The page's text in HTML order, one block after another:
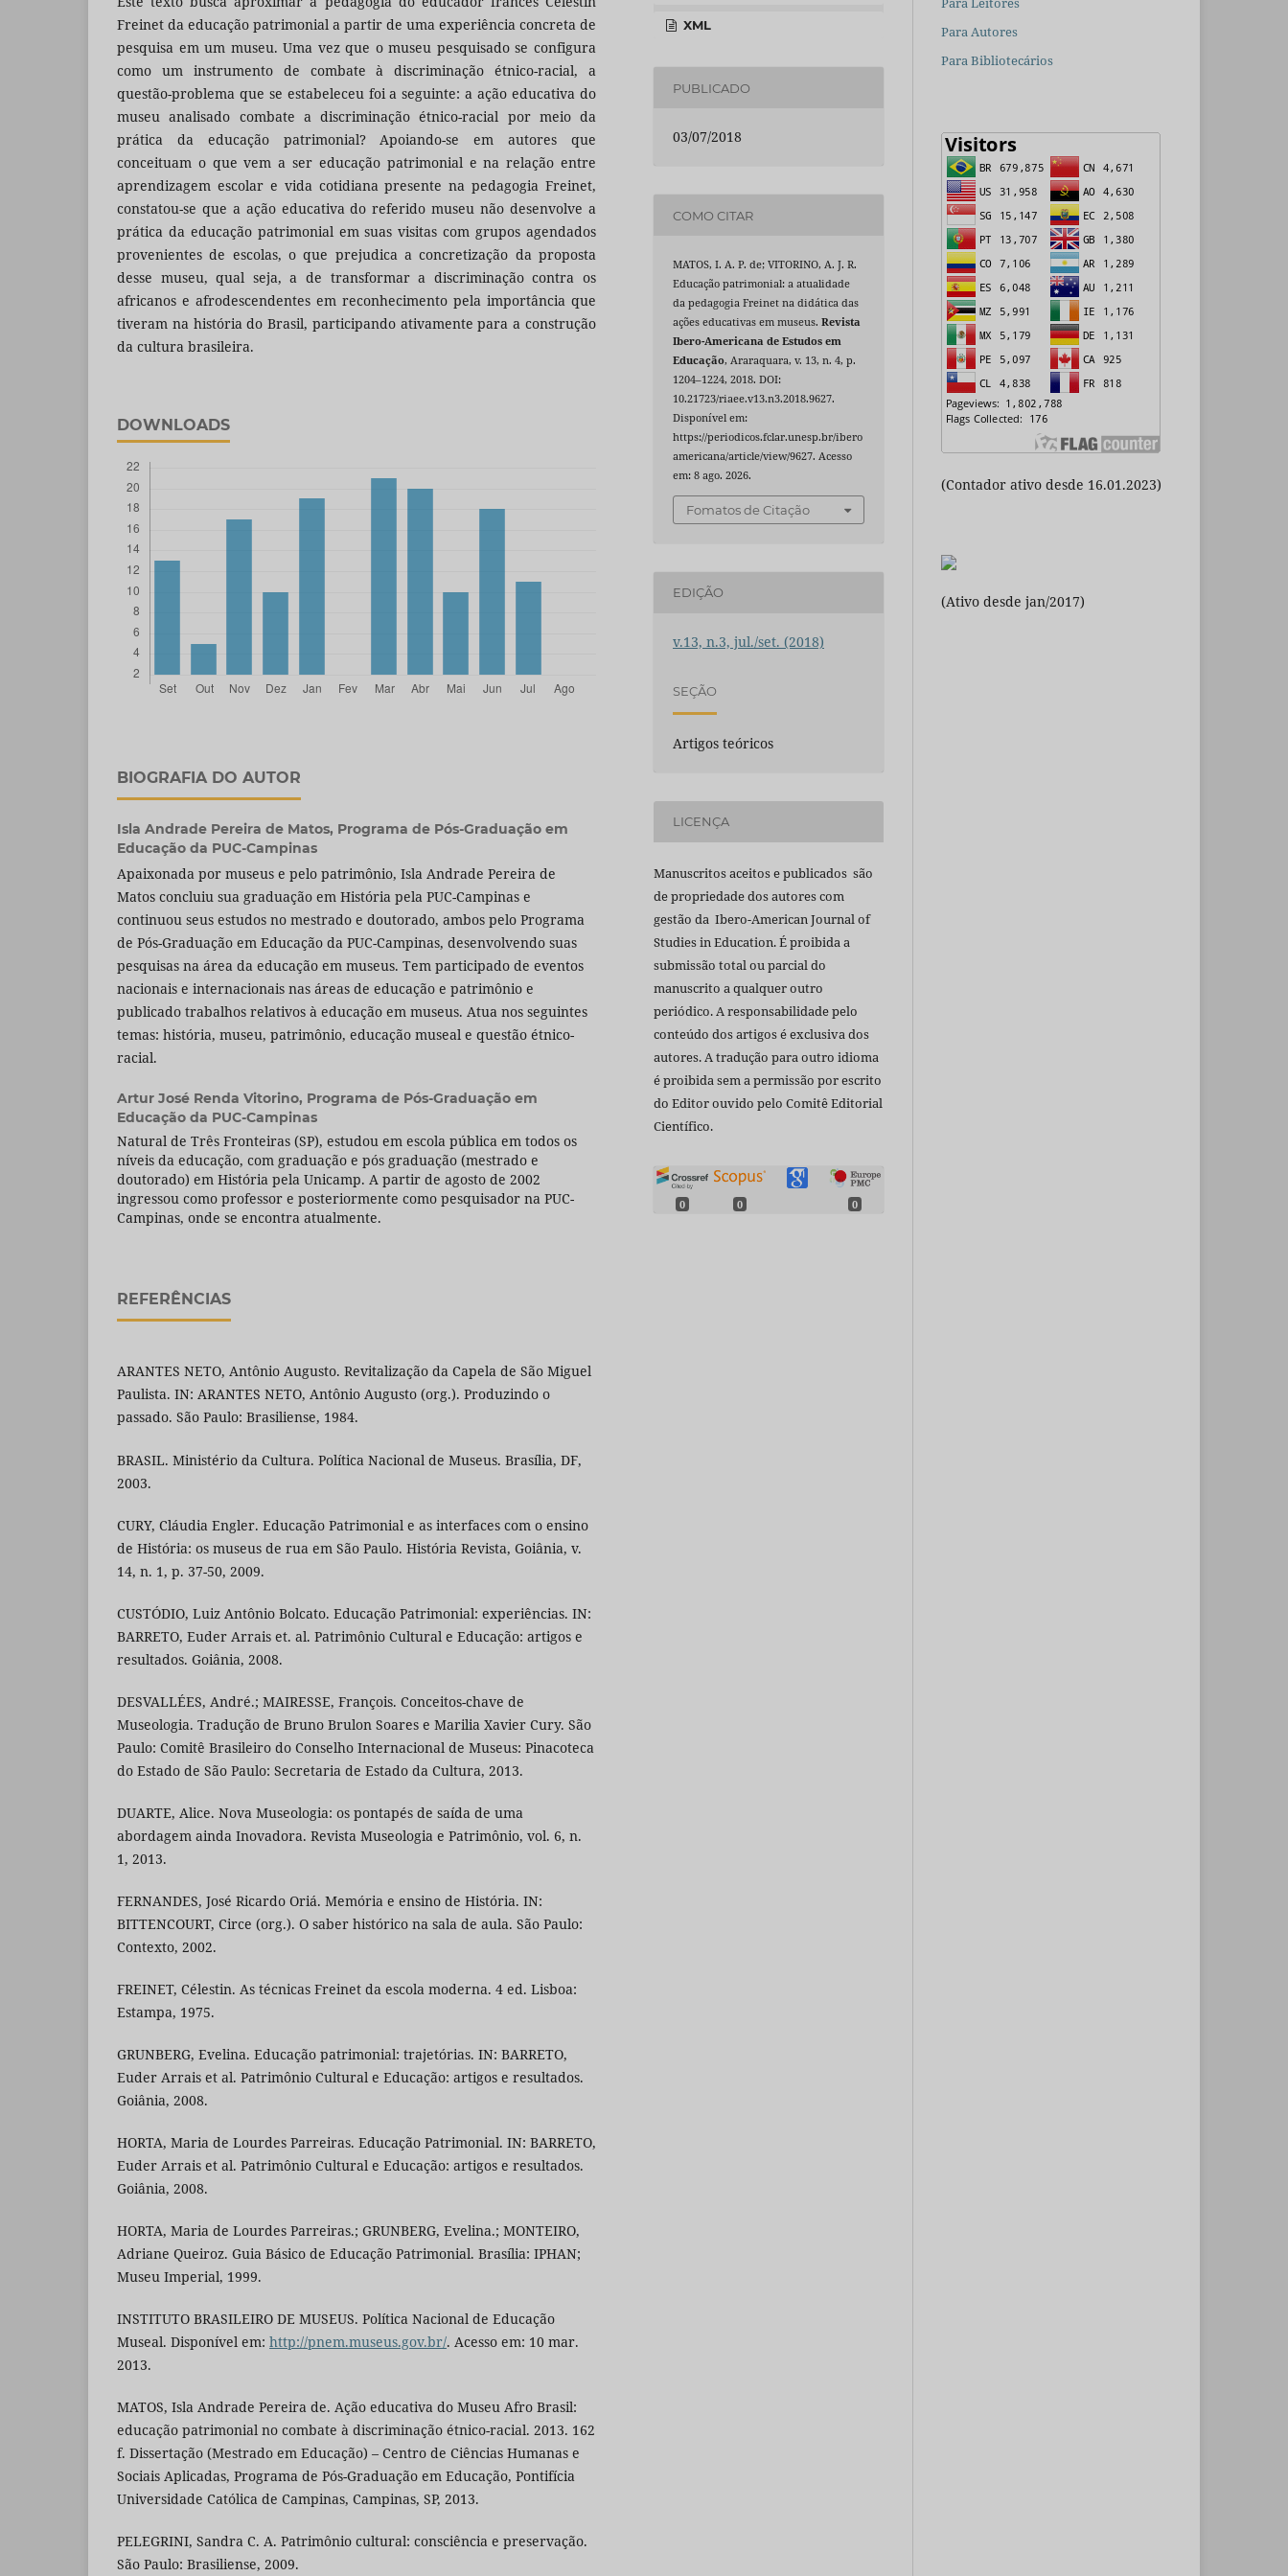
Freinet da educação patrimonial a partir de uma experiência concreta de
pesquisa em um museu. Uma vez que o museu pesquisado se configura
como um instrumento de combate à discriminação étnico-racial, a
questão-problema que se estabeleceu foi a seguinte: a ação educativa do
museu analisado combate a discriminação étnico-racial por meio da
prática da educação patrimonial? Apoiando-se em autores que
conceituam o que vem a ser educação patrimonial e na relação entre
aprendizagem escolar e vida cotidiana presente na pedagogia Freinet,
constatou-se que a ação educativa do referido museu não desenvolve a
prática da educação patrimonial em suas visitas com grupos agendados
provenientes de escolas, o que prejudica a concretização da proposta
desse museu, qual seja, a de transformar a discriminação contra os
africanos e afrodescendentes em reconhecimento pela importância que
tiveram na história do Brasil, participando ativamente para a construção
da cultura brasileira.
DOWNLOADS
BIOGRAFIA DO AUTOR
Isla Andrade Pereira de Matos, Programa de Pós-Graduação em
Educação da PUC-Campinas
Apaixonada por museus e pelo patrimônio, Isla Andrade Pereira de
Matos concluiu sua graduação em História pela PUC-Campinas e
continuou seus estudos no mestrado e doutorado, ambos pelo Programa
de Pós-Graduação em Educação da PUC-Campinas, desenvolvendo suas
pesquisas na área da educação em museus. Tem participado de eventos
nacionais e internacionais nas áreas de educação e patrimônio e
publicado trabalhos relativos à educação em museus. Atua nos seguintes
temas: história, museu, patrimônio, educação museal e questão étnico-
racial.
Artur José Renda Vitorino, Programa de Pós-Graduação em
Educação da PUC-Campinas
Natural de Três Fronteiras (SP), estudou em escola pública em todos os
níveis da educação, com graduação e pós graduação (mestrado e
doutorado) em História pela Unicamp. A partir de agosto de 2002
ingressou como professor e posteriormente como pesquisador na PUC-
Campinas, onde se encontra atualmente.
REFERÊNCIAS
ARANTES NETO, Antônio Augusto. Revitalização da Capela de São Miguel
Paulista. IN: ARANTES NETO, Antônio Augusto (org.). Produzindo o
passado. São Paulo: Brasiliense, 1984.
BRASIL. Ministério da Cultura. Política Nacional de Museus. Brasília, DF,
2003.
CURY, Cláudia Engler. Educação Patrimonial e as interfaces com o ensino
de História: os museus de rua em São Paulo. História Revista, Goiânia, v.
14, n. 1, p. 37-50, 2009.
CUSTÓDIO, Luiz Antônio Bolcato. Educação Patrimonial: experiências. IN:
BARRETO, Euder Arrais et. al. Patrimônio Cultural e Educação: artigos e
resultados. Goiânia, 2008.
DESVALLÉES, André.; MAIRESSE, François. Conceitos-chave de
Museologia. Tradução de Bruno Brulon Soares e Marilia Xavier Cury. São
Paulo: Comitê Brasileiro do Conselho Internacional de Museus: Pinacoteca
do Estado de São Paulo: Secretaria de Estado da Cultura, 2013.
DUARTE, Alice. Nova Museologia: os pontapés de saída de uma
abordagem ainda Inovadora. Revista Museologia e Patrimônio, vol. 6, n.
1, 2013.
FERNANDES, José Ricardo Oriá. Memória e ensino de História. IN:
BITTENCOURT, Circe (org.). O saber histórico na sala de aula. São Paulo:
Contexto, 2002.
FREINET, Célestin. As técnicas Freinet da escola moderna. 4 ed. Lisboa:
Estampa, 1975.
GRUNBERG, Evelina. Educação patrimonial: trajetórias. IN: BARRETO,
Euder Arrais et al. Patrimônio Cultural e Educação: artigos e resultados.
Goiânia, 2008.
HORTA, Maria de Lourdes Parreiras. Educação Patrimonial. IN: BARRETO,
Euder Arrais et al. Patrimônio Cultural e Educação: artigos e resultados.
Goiânia, 2008.
HORTA, Maria de Lourdes Parreiras.; GRUNBERG, Evelina.; MONTEIRO,
Adriane Queiroz. Guia Básico de Educação Patrimonial. Brasília: IPHAN;
Museu Imperial, 1999.
INSTITUTO BRASILEIRO DE MUSEUS. Política Nacional de Educação
Museal. Disponível em: http://pnem.museus.gov.br/. Acesso em: 10 mar.
2013.
MATOS, Isla Andrade Pereira de. Ação educativa do Museu Afro Brasil:
educação patrimonial no combate à discriminação étnico-racial. 2013. 162
f. Dissertação (Mestrado em Educação) – Centro de Ciências Humanas e
Sociais Aplicadas, Programa de Pós-Graduação em Educação, Pontifícia
Universidade Católica de Campinas, Campinas, SP, 2013.
PELEGRINI, Sandra C. A. Patrimônio cultural: consciência e preservação.
São Paulo: Brasiliense, 2009.
XML
PUBLICADO
03/07/2018
COMO CITAR
MATOS, I. A. P. de; VITORINO, A. J. R.
Educação patrimonial: a atualidade
da pedagogia Freinet na didática das
ações educativas em museus.Revista
Ibero-Americana de Estudos em
Educação, Araraquara, v. 13, n. 4, p.
1204–1224, 2018. DOI:
10.21723/riaee.v13.n3.2018.9627.
Disponível em:
https://periodicos.fclar.unesp.br/ibero
americana/article/view/9627. Acesso
em: 8 ago. 2026.
Fomatos de Citação
EDIÇÃO
v.13, n.3, jul./set. (2018)
SEÇÃO
Artigos teóricos
LICENÇA
Manuscritos aceitos e publicados são
de propriedade dos autores com
gestão da Ibero-American Journal of
Studies in Education. É proibida a
submissão total ou parcial do
manuscrito a qualquer outro
periódico. A responsabilidade pelo
conteúdo dos artigos é exclusiva dos
autores. A tradução para outro idioma
é proibida sem a permissão por escrito
do Editor ouvido pelo Comitê Editorial
Científico.
0 0 0
Para Autores
Para Bibliotecários
(Contador ativo desde 16.01.2023)
(Ativo desde jan/2017)